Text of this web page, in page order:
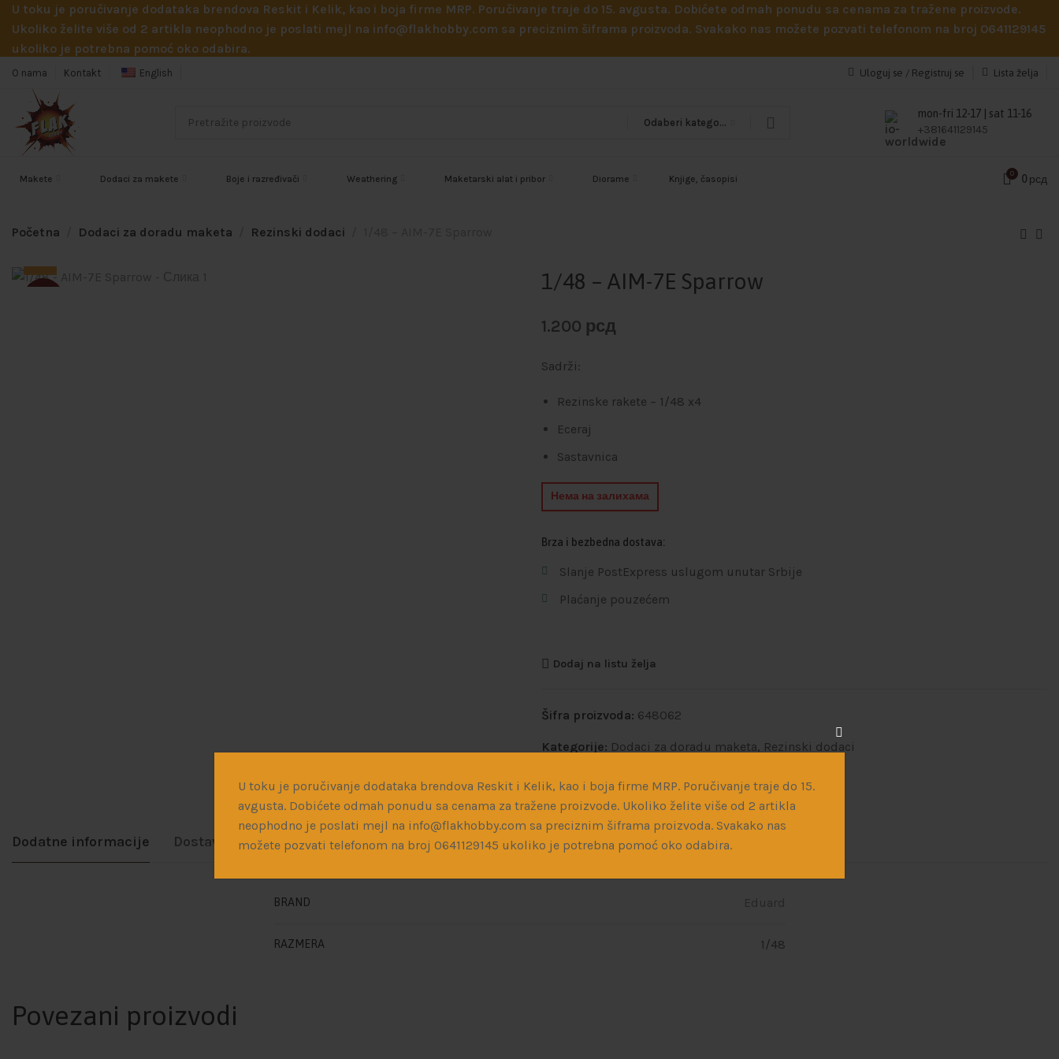
U toku je poručivanje dodataka brendova Reskit i Kelik, kao i boja firme MRP. Poručivanje traje do 15.
avgusta. Dobićete odmah ponudu sa cenama za tražene proizvode. Ukoliko želite više od 2 artikla
neophodno je poslati mejl na info@flakhobby.com sa preciznim šiframa proizvoda. Svakako nas
možete pozvati telefonom na broj 0641129145 ukoliko je potrebna pomoć oko odabira.
U toku je poručivanje dodataka brendova Reskit i Kelik, kao i boja firme MRP. Poručivanje traje do 15. avgusta. Dobićete odmah ponudu sa cenama za tražene proizvode.
Ukoliko želite više od 2 artikla neophodno je poslati mejl na info@flakhobby.com sa preciznim šiframa proizvoda. Svakako nas možete pozvati telefonom na broj 0641129145
ukoliko je potrebna pomoć oko odabira.
O nama Kontakt English Uloguj se / Registruj se Lista želja
Odaberi kategoriju
mon-fri 12-17 | sat 11-16
+381641129145
Makete Dodaci za makete Boje i razređivači Weathering Maketarski alat i pribor Diorame Knjige, časopisi 0 0 рсд
Početna Dodaci za doradu maketa Rezinski dodaci
1/48 – AIM-7E Sparrow
1.200 рсд
Sadrži:
Rezinske rakete – 1/48 x4
Eceraj
Sastavnica
Нема на залихама
Brza i bezbedna dostava:
Slanje PostExpress uslugom unutar Srbije
Plaćanje pouzećem
Dodaj na listu želja
Šifra proizvoda: 648062
Kategorije: Dodaci za doradu maketa, Rezinski dodaci
Podeli:
Dodatne informacije Dostava
BRAND
RAZMERA 1/48
Povezani proizvodi